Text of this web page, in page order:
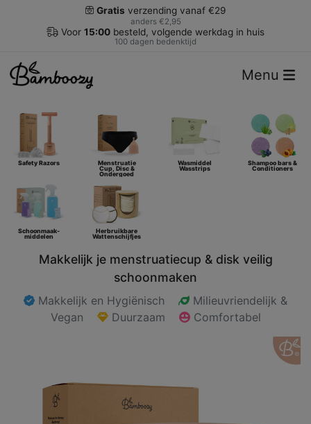
Gratis verzending vanaf €29
anders €2,95
Voor 15:00 besteld, volgende werkdag in huis
100 dagen bedenktijd
Menu
Safety Razors Menstruatie
Cup, Disc &
Ondergoed
Wasmiddel
Wasstrips
Shampoo bars &
Conditioners
Schoonmaak-
middelen
Herbruikbare
Wattenschijfjes
Makkelijk je menstruatiecup & disk veilig
schoonmaken
Makkelijk en Hygiënisch
Milieuvriendelijk &
Vegan
Duurzaam Comfortabel